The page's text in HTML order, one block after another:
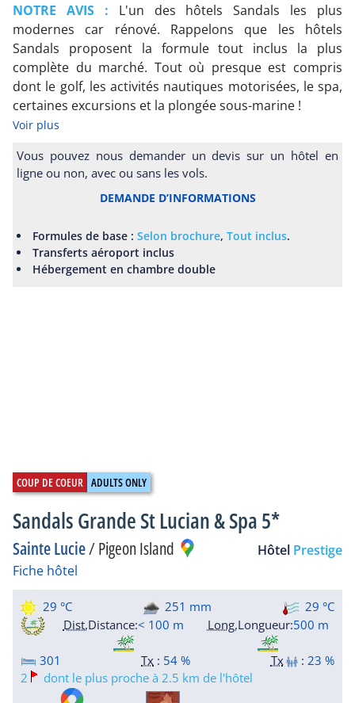
NOTRE AVIS : L'un des hôtels Sandals les plus
modernes car rénové. Rappelons que les hôtels
Sandals proposent la formule tout inclus la plus
complète du marché. Tout où presque est compris
dont le golf, les activités nautiques motorisées, le spa,
certaines excursions et la plongée sous-marine !
Voir plus
Vous pouvez nous demander un devis sur un hôtel en
ligne ou non, avec ou sans les vols.
DEMANDE D’INFORMATIONS
Formules de base :Selon brochure,Tout inclus.
Transferts aéroport inclus
Hébergement en chambre double
Sandals Grande St Lucian & Spa 5*
Sainte Lucie/Pigeon Island Hôtel Prestige
Fiche hôtel
29 °C 251 mm
29 °C
Dist.Distance:< 100 m Long.Longueur:500 m
301 Tx : 54 % Tx : 23 %
2
dont le plus proche à 2.5 km de l'hôtel